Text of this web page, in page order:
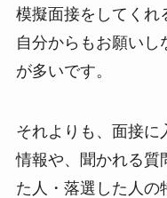
模擬面接をしてくれ
自分からもお願いし
が多いです。
それよりも、面接に
情報や、聞かれる質
た人・落選した人の